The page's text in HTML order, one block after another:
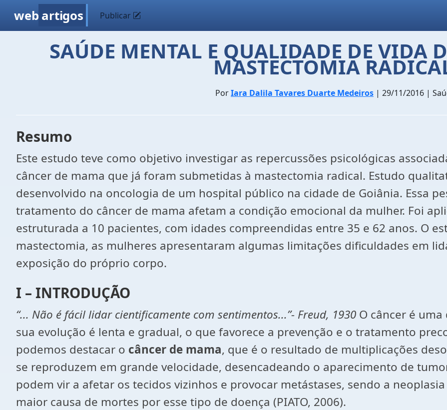
web artigos Publicar
SAÚDE MENTAL E QUALIDADE DE VIDA
MASTECTOMIA
PorIara Dalila Tavares Duarte Medeiros | 29/11/2016 |
Resumo
Este estudo teve como objetivo investigar as repercussões psicológicas
câncer de mama que já foram submetidas à mastectomia radical. Estudo
desenvolvido na oncologia de um hospital público na cidade de Goiânia. Essa
tratamento do câncer de mama afetam a condição emocional da mulher. Foi
estruturada a 10 pacientes, com idades compreendidas entre 35 e 62 anos. O
mastectomia, as mulheres apresentaram algumas limitações dificuldades em
exposição do próprio corpo.
I – INTRODUÇÃO
“... Não é fácil lidar cientificamente com sentimentos...”- Freud, 1930 O câncer é
sua evolução é lenta e gradual, o que favorece a prevenção e o tratamento
podemos destacar o câncer de mama, que é o resultado de multiplicações
se reproduzem em grande velocidade, desencadeando o aparecimento de
podem vir a afetar os tecidos vizinhos e provocar metástases, sendo a
maior causa de mortes por esse tipo de doença (PIATO, 2006).